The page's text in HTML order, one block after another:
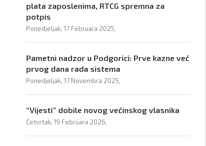
plata zaposlenima, RTCG spremna za
potpis
Ponedjeljak, 17 Februara 2025,
Pametni nadzor u Podgorici: Prve kazne već
prvog dana rada sistema
Ponedjeljak, 17 Novembra 2025,
“Vijesti” dobile novog većinskog vlasnika
Četvrtak, 19 Februara 2026,